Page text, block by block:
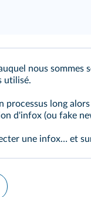
nous
utilisé.
long
d'infox (ou fake
une infox… et